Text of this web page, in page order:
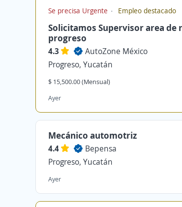
Se precisa Urgente Empleo destacado
Solicitamos Supervisor area de
progreso
4.3
AutoZone México
Progreso, Yucatán
$ 15,500.00 (Mensual)
Ayer
Mecánico automotriz
4.4
Bepensa
Progreso, Yucatán
Ayer